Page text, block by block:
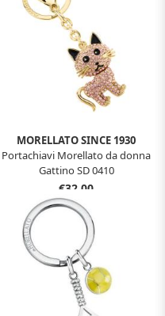
MORELLATO SINCE 1930
Portachiavi Morellato da donna
Gattino SD 0410
€32,00